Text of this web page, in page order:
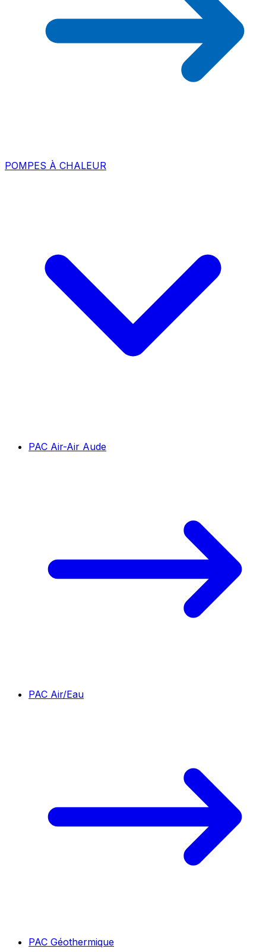
POMPES À CHALEUR
PAC Air-Air Aude
PAC Air/Eau
PAC Géothermique